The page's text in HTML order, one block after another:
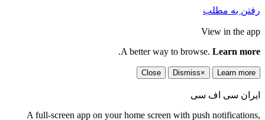
رفتن به مطلب
View in the app
A better way to browse. Learn more
.
Learn more
×
Dismiss
Close
ایران سی اف سی
A full-screen app on your home screen with push notifications,